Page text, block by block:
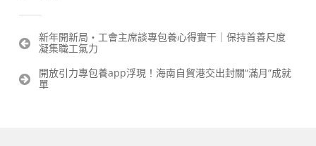
文
章
覽
新年開新局・工會主席談專包養心得實干｜保持首善尺度
凝集職工氣力
開放引力專包養app浮現！海南自貿港交出封關“滿月”成就
單